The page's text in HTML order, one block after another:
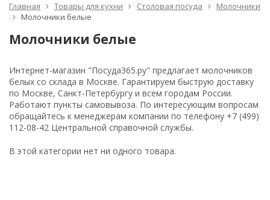
Главная Товары для кухни Столовая посуда
Молочники
Молочники белые
Молочники белые
Интернет-магазин "Посуда365.ру" предлагает молочников
белых со склада в Москве. Гарантируем быструю доставку
по Москве, Санкт-Петербургу и всем городам России.
Работают пункты самовывоза. По интересующим вопросам
обращайтесь к менеджерам компании по телефону +7 (499)
112-08-42 Центральной справочной службы.
В этой категории нет ни одного товара.